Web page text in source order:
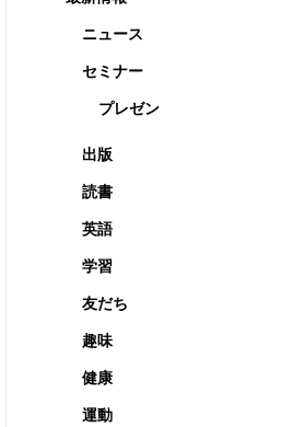
ニュース
セミナー
プレゼン
出版
読書
英語
学習
友だち
趣味
健康
運動